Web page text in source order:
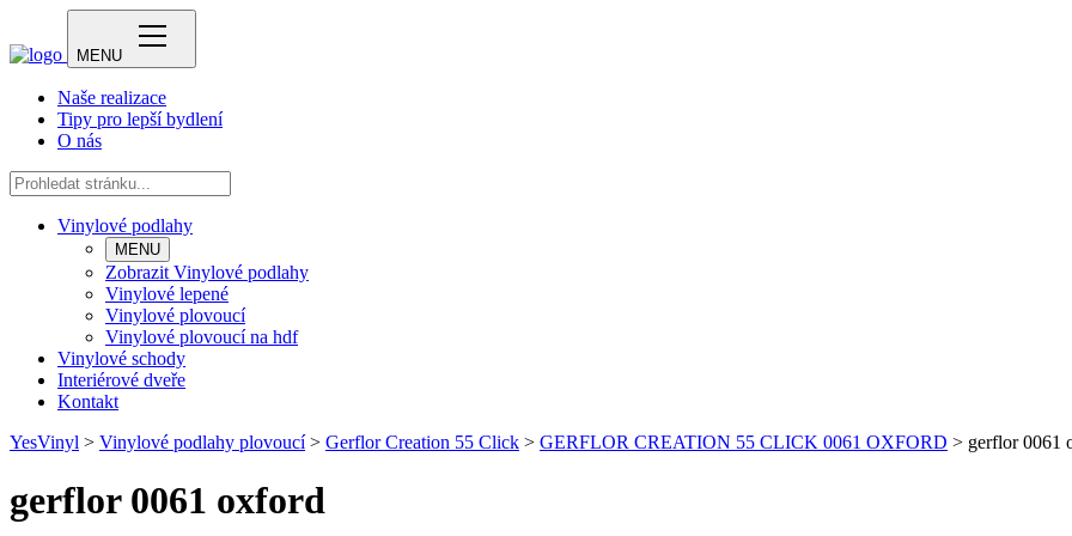
MENU
Naše realizace
Tipy pro lepší bydlení
O nás
Vinylové podlahy
MENU
Zobrazit Vinylové podlahy
Vinylové lepené
Vinylové plovoucí
Vinylové plovoucí na hdf
Vinylové schody
Interiérové dveře
Kontakt
YesVinyl > Vinylové podlahy plovoucí> Gerflor Creation 55 Click > GERFLOR CREATION 55 CLICK 0061 OXFORD > gerflor 0061
gerflor 0061 oxford